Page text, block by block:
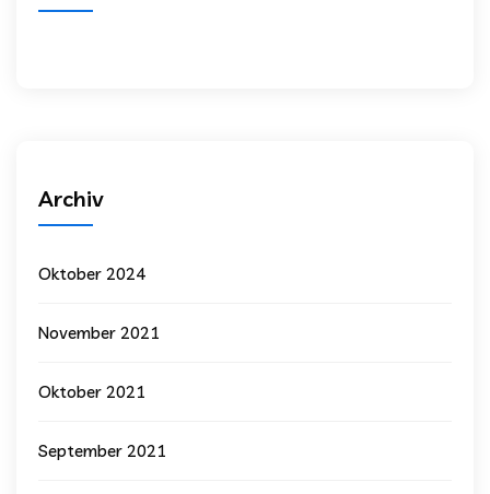
Archiv
Oktober 2024
November 2021
Oktober 2021
September 2021